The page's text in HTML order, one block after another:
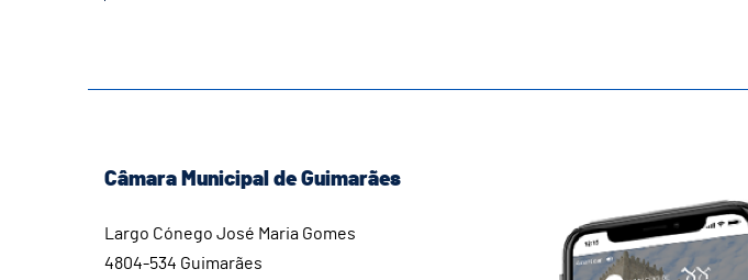
Câmara Municipal de Guimarães
Largo Cónego José Maria Gomes
4804-534 Guimarães